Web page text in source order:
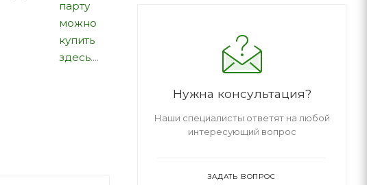
парту
можно
купить
здесь....
Нужна консультация?
Наши специалисты ответят на любой
интересующий вопрос
ЗАДАТЬ ВОПРОС